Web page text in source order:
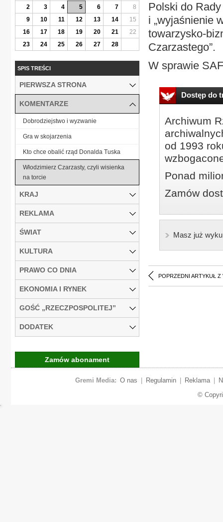
Polski do
i „wyjaśnienie
towarzysko-
Czarzastego”.
W sprawie
Dostęp do
Archiwum
od 1993
Ponad
Zamów
Masz już
POPRZEDNI ARTYKUŁ Z
2
3 4 5 6 7
8
9
10 11 12 13 14
15
16
17 18 19 20 21
22
23
24 25 26 27 28
SPIS TREŚCI
PIERWSZA STRONA
KOMENTARZE
Dobrodziejstwo i wyzwanie
Gra w skojarzenia
Kto chce obalić rząd Donalda Tuska
Włodzimierz Czarzasty, czyli wisienka
na torcie
KRAJ
REKLAMA
ŚWIAT
KULTURA
PRAWO CO DNIA
EKONOMIA I RYNEK
GOŚĆ „RZECZPOSPOLITEJ”
DODATEK
Zamów abonament
Gremi Media: O nas Regulamin Reklama
©